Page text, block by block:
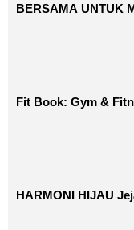
BERSAMA UNTUK
Fit Book: Gym &
HARMONI HIJAU